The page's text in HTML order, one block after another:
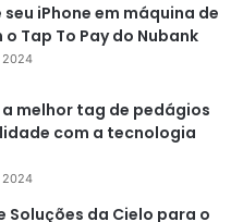
iPhone em máquina de
Tap To Pay do Nubank
2024
melhor tag de pedágios
com a tecnologia
2024
Soluções da Cielo para o